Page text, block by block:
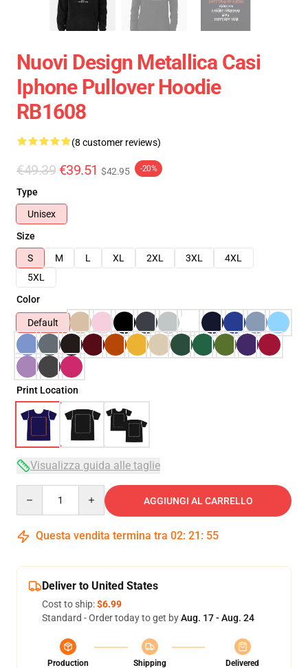
Nuovi Design Metallica Casi
Iphone Pullover Hoodie
RB1608
(8 customer reviews)
€49.39 €39.51 $42.95 -20%
Type
Unisex
Size
S
M L XL 2XL 3XL
4XL
5XL
Color
Default
Print Location
Visualizza guida alle taglie
AGGIUNGI AL CARRELLO
Questa vendita termina tra 02: 21 : 54
Deliver to United States
Cost to ship:$6.99
Standard - Order today to get byAug. 17 - Aug. 24
Production
Shipping
Delivered